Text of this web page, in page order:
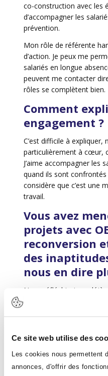
Ce site web utilise des
Les cookies nous permettent
annonces, d'offrir des
co-construction avec les
d’accompagner les
prévention.
Mon rôle de référente
d’action. Je peux me
salariés en longue
peuvent me contacter
rôles se complètent bien.
Comment
engagement ?
C’est difficile à
particulièrement à cœur,
J’aime accompagner les
quand ils sont
considère que c’est une
travail.
Vous avez
projets avec
reconversion
des
nous en dire
Nous réfléchissions déjà,
nationale, à ces
été lancé, nous avions
a été l’occasion de passer
Notre première salariée
grande ancienneté, dans